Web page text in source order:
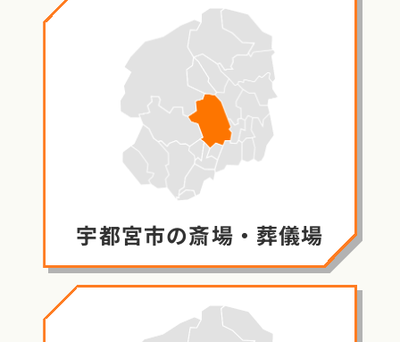
宇都宮市の斎場・葬儀場